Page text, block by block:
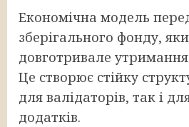
Економічна модель
зберігального фонду,
довготривале
Це створює стійку
для валідаторів, так і
додатків.